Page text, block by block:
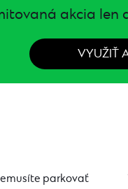
akcia len
VYUŽIŤ
parkovať